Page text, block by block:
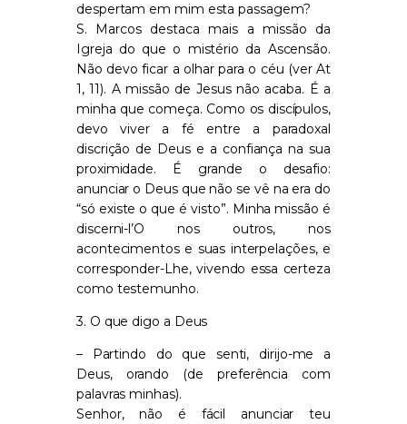
despertam em mim esta passagem?
S. Marcos destaca mais a missão da
Igreja do que o mistério da Ascensão.
Não devo ficar a olhar para o céu (ver At
1, 11). A missão de Jesus não acaba. É a
minha que começa. Como os discípulos,
devo viver a fé entre a paradoxal
discrição de Deus e a confiança na sua
proximidade. É grande o desafio:
anunciar o Deus que não se vê na era do
“só existe o que é visto”. Minha missão é
discerni-l’O nos outros, nos
acontecimentos e suas interpelações, e
corresponder-Lhe, vivendo essa certeza
como testemunho.
3. O que digo a Deus
– Partindo do que senti, dirijo-me a
Deus, orando (de preferência com
palavras minhas).
Senhor, não é fácil anunciar teu